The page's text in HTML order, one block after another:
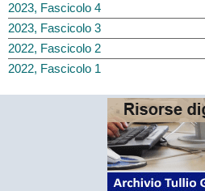
2023, Fascicolo 4
2023, Fascicolo 3
2022, Fascicolo 2
2022, Fascicolo 1